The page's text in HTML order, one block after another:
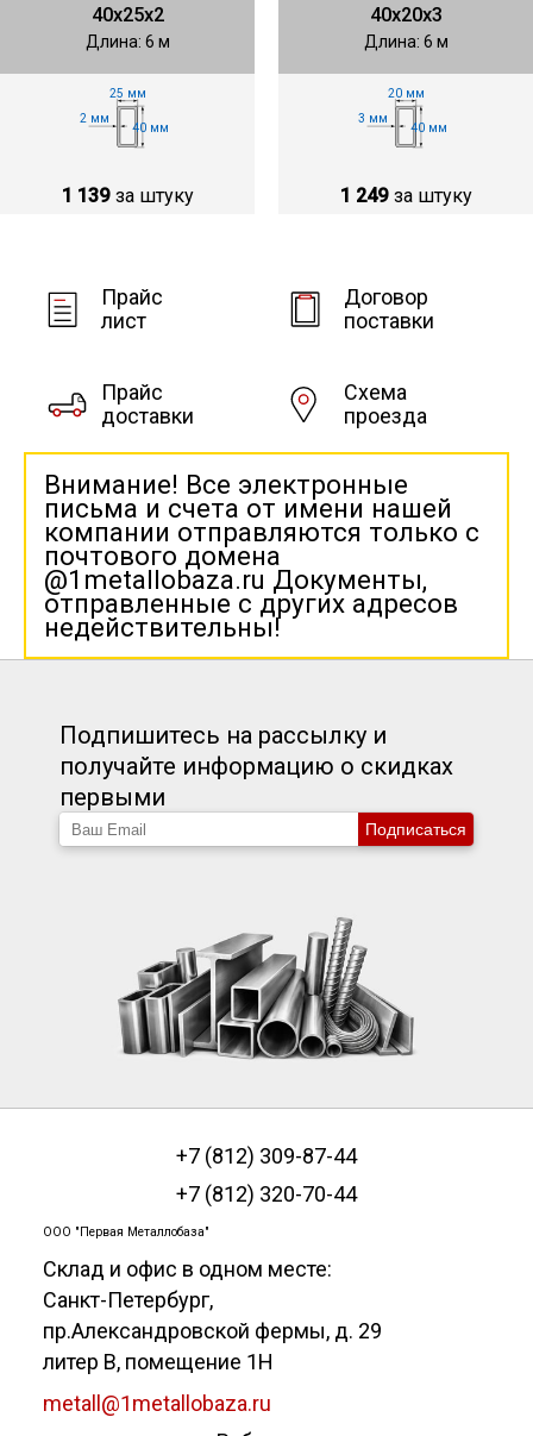
40х25х2
Длина: 6 м
2 мм
40 мм
25 мм
1 139 за штуку
40х20х3
Длина: 6 м
3 мм
40 мм
20 мм
1 249 за штуку
Прайс
лист
Договор
поставки
Прайс
доставки
Схема
проезда
Внимание! Все электронные
письма и счета от имени нашей
компании отправляются только с
почтового домена
@1metallobaza.ru Документы,
отправленные с других адресов
недействительны!
Подпишитесь на рассылку и
получайте информацию о скидках
первыми
Подписаться
+7 (812) 309-87-44
+7 (812) 320-70-44
ООО "Первая Металлобаза"
Склад и офис в одном месте:
Санкт-Петербург,
пр.Александровской фермы, д. 29
литер В, помещение 1Н
metall@1metallobaza.ru